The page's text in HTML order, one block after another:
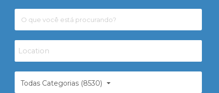
Todas Categorias (8530)